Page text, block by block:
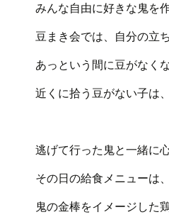
みんな自由に好きな鬼を
豆まき会では、自分の立
あっという間に豆がなく
近くに拾う豆がない子は
逃げて行った鬼と一緒に
その日の給食メニューは、
鬼の金棒をイメージした